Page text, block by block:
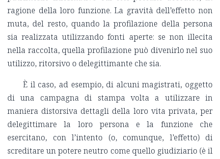
ragione della loro funzione. La gravità dell’effetto non
muta, del resto, quando la profilazione della persona
sia realizzata utilizzando fonti aperte: se non illecita
nella raccolta, quella profilazione può divenirlo nel suo
utilizzo, ritorsivo o delegittimante che sia.
È il caso, ad esempio, di alcuni magistrati, oggetto
di una campagna di stampa volta a utilizzare in
maniera distorsiva dettagli della loro vita privata, per
delegittimare la loro persona e la funzione che
esercitano, con l’intento (o, comunque, l’effetto) di
screditare un potere neutro come quello giudiziario (è il